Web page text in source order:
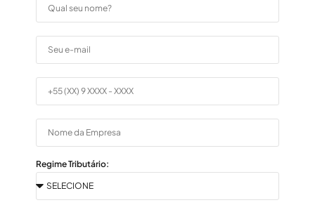
Regime Tributário: